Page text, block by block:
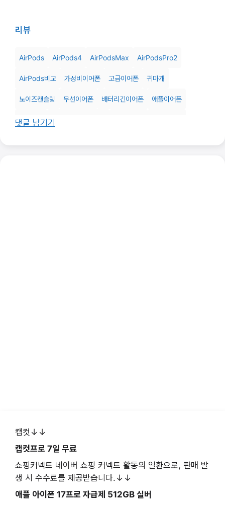
리뷰
AirPods AirPods4 AirPodsMax AirPodsPro2
AirPods비교 가성비이어폰 고급이어폰 귀마개
노이즈캔슬링 무선이어폰 배터리긴이어폰 애플이어폰
애플제품 액티브노이즈캔슬링
댓글 남기기
캡컷↓↓
캡컷프로 7일 무료
쇼핑커넥트 네이버 쇼핑 커넥트 활동의 일환으로, 판매 발
생 시 수수료를 제공받습니다.↓↓
애플 아이폰 17프로 자급제 512GB 실버